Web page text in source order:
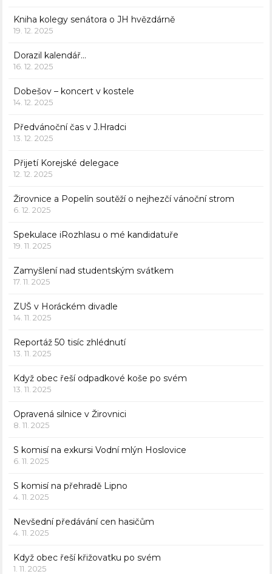
Kniha kolegy senátora o JH hvězdárně
19. 12. 2025
Dorazil kalendář…
16. 12. 2025
Dobešov – koncert v kostele
14. 12. 2025
Předvánoční čas v J.Hradci
13. 12. 2025
Přijetí Korejské delegace
12. 12. 2025
Žirovnice a Popelín soutěží o nejhezčí vánoční strom
6. 12. 2025
Spekulace iRozhlasu o mé kandidatuře
19. 11. 2025
Zamyšlení nad studentským svátkem
17. 11. 2025
ZUŠ v Horáckém divadle
14. 11. 2025
Reportáž 50 tisíc zhlédnutí
13. 11. 2025
Když obec řeší odpadkové koše po svém
13. 11. 2025
Opravená silnice v Žirovnici
8. 11. 2025
S komisí na exkursi Vodní mlýn Hoslovice
6. 11. 2025
S komisí na přehradě Lipno
4. 11. 2025
Nevšední předávání cen hasičům
4. 11. 2025
Když obec řeší křižovatku po svém
1. 11. 2025